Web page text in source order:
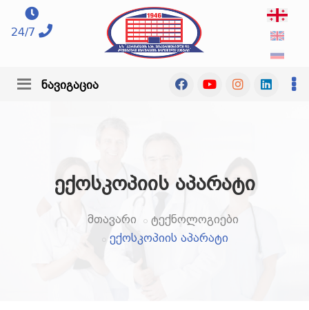
24/7
ნავიგაცია
ექოსკოპიის აპარატი
მთავარი
ტექნოლოგიები
ექოსკოპიის აპარატი